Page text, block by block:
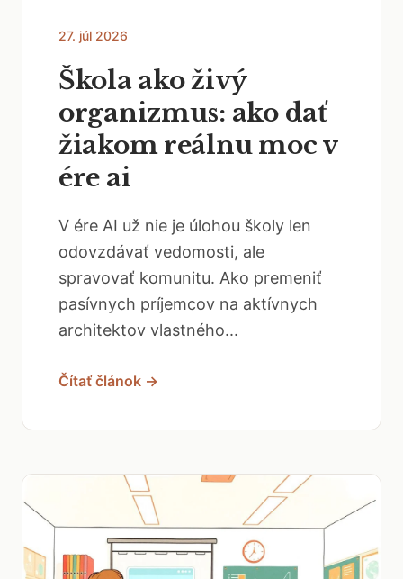
27. júl 2026
Škola ako živý
organizmus: ako dať
žiakom reálnu moc v
ére ai
V ére AI už nie je úlohou školy len
odovzdávať vedomosti, ale
spravovať komunitu. Ako premeniť
pasívnych príjemcov na aktívnych
architektov vlastného...
Čítať článok →